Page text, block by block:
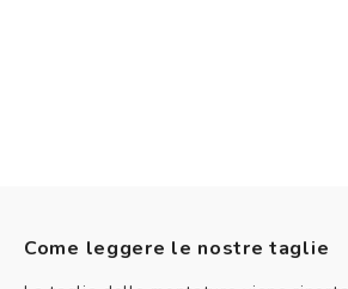
Come leggere le nostre taglie